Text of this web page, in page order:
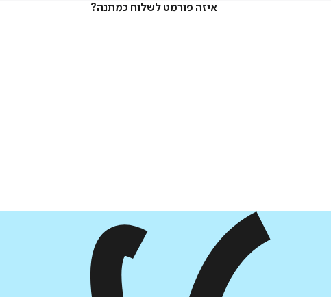
איזה פורמט לשלוח כמתנה?